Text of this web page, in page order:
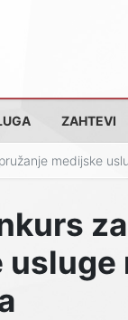
ZAHTEVI
medijske